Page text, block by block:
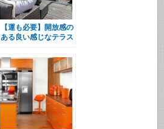
【運も必要】開放感の
ある良い感じなテラス